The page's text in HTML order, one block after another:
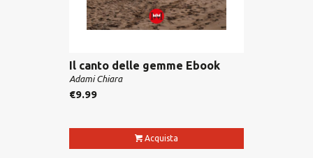
Il canto delle gemme Ebook
Adami Chiara
€9.99
Acquista